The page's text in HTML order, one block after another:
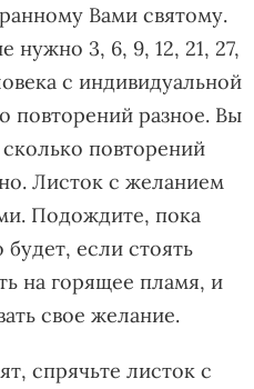
Вами святому.
нужно 3, 6, 9, 12, 21, 27,
с индивидуальной
повторений разное. Вы
повторений
Листок с желанием
Подождите, пока
если стоять
на горящее пламя, и
свое желание.
спрячьте листок с